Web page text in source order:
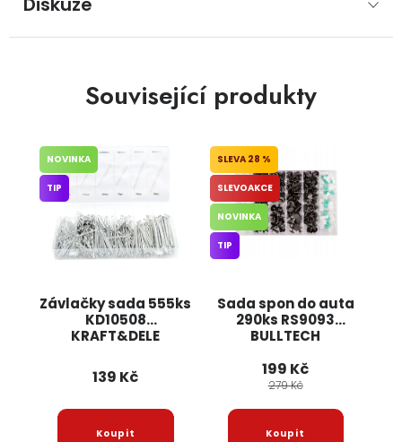
Související produkty
Závlačky sada 555ks
KD10508
KRAFT&DELE
NOVINKA
TIP
139 Kč
Sada spon do auta
290ks RS9093
BULLTECH
28 %
SLEVOAKCE
NOVINKA
TIP
199 Kč
279 Kč